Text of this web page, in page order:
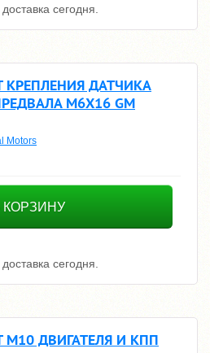
сегодня.
КРЕПЛЕНИЯ ДАТЧИКА
М6Х16 GM
Motors
сегодня.
М10 ДВИГАТЕЛЯ И КПП